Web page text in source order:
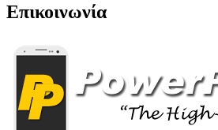
Επικοινωνία